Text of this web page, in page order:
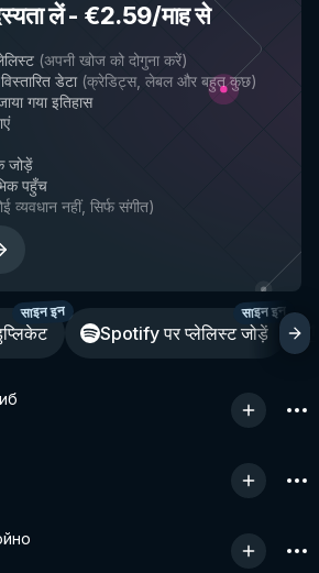
लें- €2.59/माह से
(अपनी खोज को दोगुना करें)
डेटा (क्रेडिट्स, लेबल और बहुत कुछ)
गया इतिहास
जोड़ें
पहुँच
व्यवधान नहीं, सिर्फ संगीत)
साइन इन
Spotify पर प्लेलिस्ट जोड़ें
साइन इन